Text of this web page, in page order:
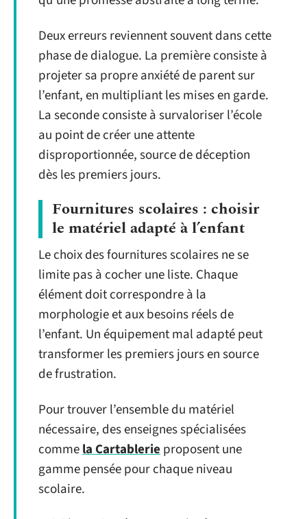
Deux erreurs reviennent souvent dans cette
phase de dialogue. La première consiste à
projeter sa propre anxiété de parent sur
l’enfant, en multipliant les mises en garde.
La seconde consiste à survaloriser l’école
au point de créer une attente
disproportionnée, source de déception
dès les premiers jours.
Fournitures scolaires : choisir
le matériel adapté à l’enfant
Le choix des fournitures scolaires ne se
limite pas à cocher une liste. Chaque
élément doit correspondre à la
morphologie et aux besoins réels de
l’enfant. Un équipement mal adapté peut
transformer les premiers jours en source
de frustration.
Pour trouver l’ensemble du matériel
nécessaire, des enseignes spécialisées
commela Cartablerieproposent une
gamme pensée pour chaque niveau
scolaire.